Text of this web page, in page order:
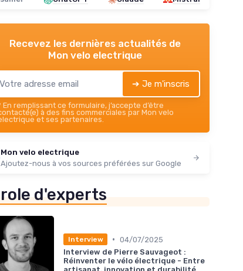
Recevez les dernières actualités de
Mon velo electrique
➔ Je m'inscris
En remplissant ce formulaire, j’accepte d’être
à des fins commerciales par Mon velo
et ses partenaires.
Mon velo electrique
Ajoutez-nous à vos sources préférées sur Google
d'experts
Interview • 04/07/2025
Interview de Pierre Sauvageot :
Réinventer le vélo électrique - Entre